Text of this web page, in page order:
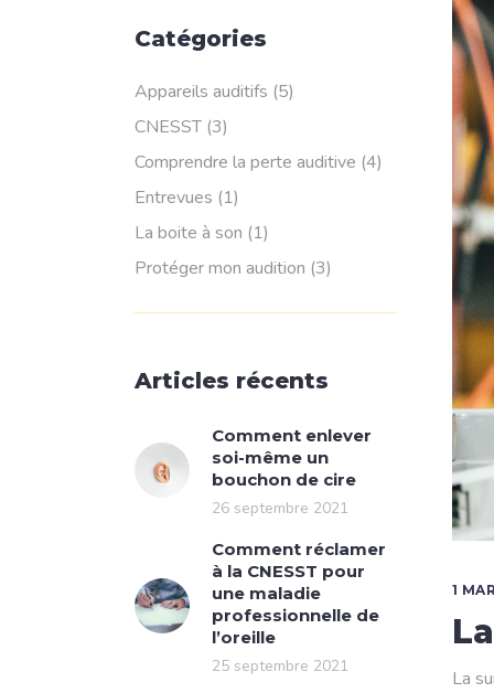
1
La
Catégories
Appareils auditifs (5)
CNESST (3)
Comprendre la perte auditive (4)
Entrevues (1)
La boite à son (1)
Protéger mon audition (3)
Articles récents
Comment enlever
soi-même un
bouchon de cire
26 septembre 2021
Comment réclamer
à la CNESST pour
une maladie
professionnelle de
l’oreille
25 septembre 2021